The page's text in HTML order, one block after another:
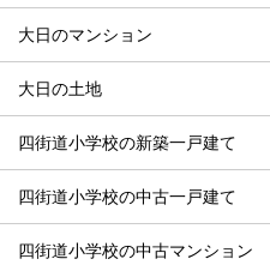
大日のマンション
大日の土地
四街道小学校の新築一戸建て
四街道小学校の中古一戸建て
四街道小学校の中古マンション